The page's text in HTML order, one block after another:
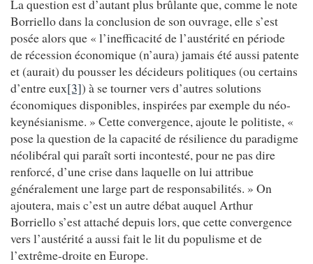
La question est d’autant plus brûlante que, comme le note
Borriello dans la conclusion de son ouvrage, elle s’est
posée alors que « l’inefficacité de l’austérité en période
de récession économique (n’aura) jamais été aussi patente
et (aurait) du pousser les décideurs politiques (ou certains
d’entre eux[3]) à se tourner vers d’autres solutions
économiques disponibles, inspirées par exemple du néo-
keynésianisme. » Cette convergence, ajoute le politiste, «
pose la question de la capacité de résilience du paradigme
néolibéral qui paraît sorti incontesté, pour ne pas dire
renforcé, d’une crise dans laquelle on lui attribue
généralement une large part de responsabilités. » On
ajoutera, mais c’est un autre débat auquel Arthur
Borriello s’est attaché depuis lors, que cette convergence
vers l’austérité a aussi fait le lit du populisme et de
l’extrême-droite en Europe.